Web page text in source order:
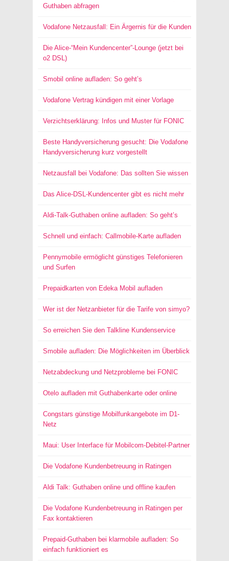
Guthaben abfragen
Vodafone Netzausfall: Ein Ärgernis für die Kunden
Die Alice-“Mein Kundencenter”-Lounge (jetzt bei
o2 DSL)
Smobil online aufladen: So geht’s
Vodafone Vertrag kündigen mit einer Vorlage
Verzichtserklärung: Infos und Muster für FONIC
Beste Handyversicherung gesucht: Die Vodafone
Handyversicherung kurz vorgestellt
Netzausfall bei Vodafone: Das sollten Sie wissen
Das Alice-DSL-Kundencenter gibt es nicht mehr
Aldi-Talk-Guthaben online aufladen: So geht’s
Schnell und einfach: Callmobile-Karte aufladen
Pennymobile ermöglicht günstiges Telefonieren
und Surfen
Prepaidkarten von Edeka Mobil aufladen
Wer ist der Netzanbieter für die Tarife von simyo?
So erreichen Sie den Talkline Kundenservice
Smobile aufladen: Die Möglichkeiten im Überblick
Netzabdeckung und Netzprobleme bei FONIC
Otelo aufladen mit Guthabenkarte oder online
Congstars günstige Mobilfunkangebote im D1-
Netz
Maui: User Interface für Mobilcom-Debitel-Partner
Die Vodafone Kundenbetreuung in Ratingen
Aldi Talk: Guthaben online und offline kaufen
Die Vodafone Kundenbetreuung in Ratingen per
Fax kontaktieren
Prepaid-Guthaben bei klarmobile aufladen: So
einfach funktioniert es